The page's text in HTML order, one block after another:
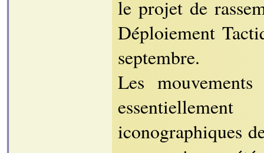
le projet de
Déploiement
septembre.
Les
iconographiques